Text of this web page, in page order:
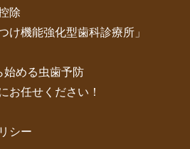
除
け機能強化型歯科診療所」
始める虫歯予防
お任せください！
シー